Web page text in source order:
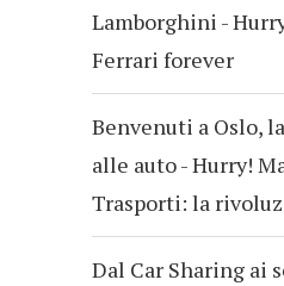
Lamborghini -
Ferrari forever
Benvenuti a Oslo,
alle auto - Hurry!
Trasporti: la
Dal Car Sharing ai